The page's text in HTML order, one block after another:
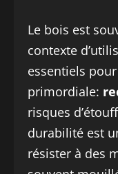
Le bois est
contexte
essentiels
primordiale:
risques
durabilité est
résister à des